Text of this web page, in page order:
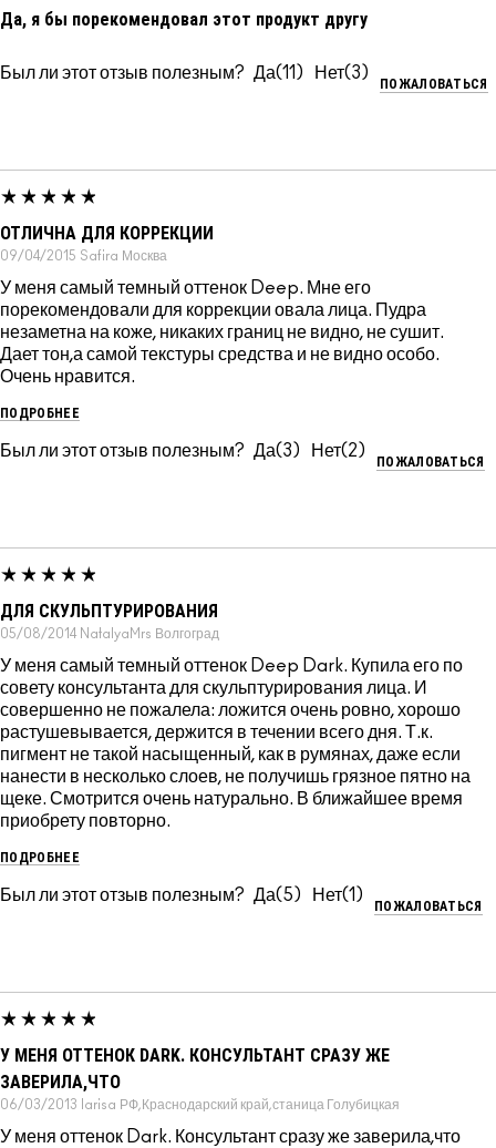
Да, я бы порекомендовал этот продукт другу
Был ли этот отзыв полезным? 11 3
ПОЖАЛОВАТЬСЯ
ОТЛИЧНА ДЛЯ КОРРЕКЦИИ
09/04/2015 Safira Москва
У меня самый темный оттенок Deep. Мне его
порекомендовали для коррекции овала лица. Пудра
незаметна на коже, никаких границ не видно, не сушит.
Дает тон,а самой текстуры средства и не видно особо.
Очень нравится.
ПОДРОБНЕЕ
Был ли этот отзыв полезным? 3 2
ПОЖАЛОВАТЬСЯ
ДЛЯ СКУЛЬПТУРИРОВАНИЯ
05/08/2014 NatalyaMrs Волгоград
У меня самый темный оттенок Deep Dark. Купила его по
совету консультанта для скульптурирования лица. И
совершенно не пожалела: ложится очень ровно, хорошо
растушевывается, держится в течении всего дня. Т.к.
пигмент не такой насыщенный, как в румянах, даже если
нанести в несколько слоев, не получишь грязное пятно на
щеке. Смотрится очень натурально. В ближайшее время
приобрету повторно.
ПОДРОБНЕЕ
Был ли этот отзыв полезным? 5 1
ПОЖАЛОВАТЬСЯ
У МЕНЯ ОТТЕНОК DARK. КОНСУЛЬТАНТ СРАЗУ ЖЕ
ЗАВЕРИЛА,ЧТО
06/03/2013 larisa РФ,Краснодарский край,станица Голубицкая
У меня оттенок Dark. Консультант сразу же заверила,что